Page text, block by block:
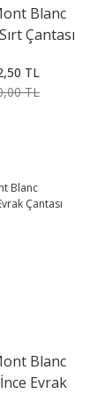
Blanc
Çantası
TL
TL
Blanc
Evrak